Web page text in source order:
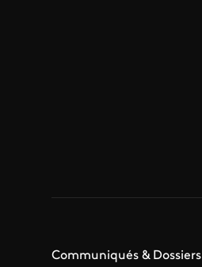
Communiqués & Dossiers